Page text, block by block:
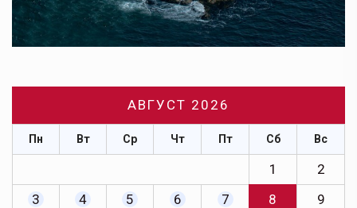
АВГУСТ 2026
Пн Вт Ср Чт Пт Сб Вс
1
2
3
4 5 6 7 8
9